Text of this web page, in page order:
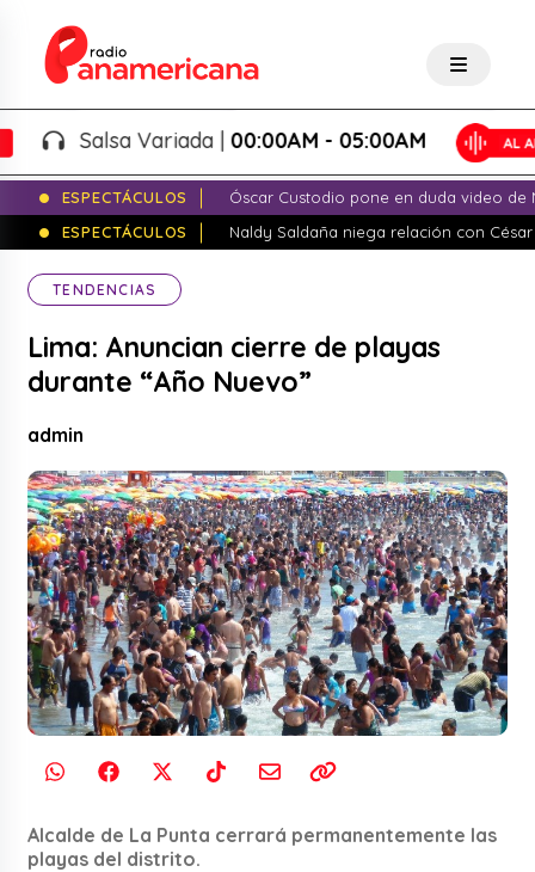
Salsa Variada |00:00AM - 05:00AM
ESPECTÁCULOS
Óscar Custodio pone en duda video de
ESPECTÁCULOS
Naldy Saldaña niega relación con
TENDENCIAS
Lima: Anuncian cierre de playas
durante “Año Nuevo”
admin
Alcalde de La Punta cerrará permanentemente las
playas del distrito.